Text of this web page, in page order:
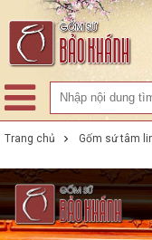
Trang chủ Gốm sứ tâm